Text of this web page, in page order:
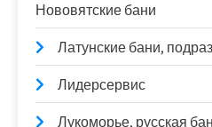
Нововятские бани
Латунские бани,
Лидерсервис
Лукоморье, русская